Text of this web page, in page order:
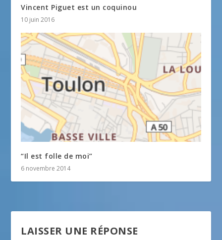
Vincent Piguet est un coquinou
10 juin 2016
“Il est folle de moi”
6 novembre 2014
LAISSER UNE RÉPONSE